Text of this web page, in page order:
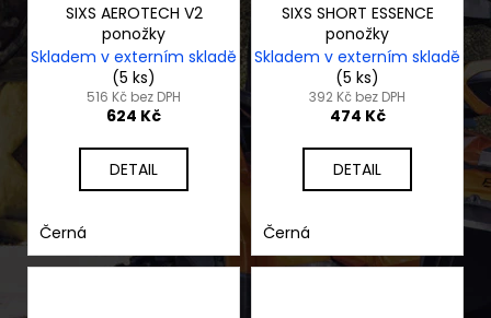
SIXS AEROTECH V2
ponožky
Skladem v externím skladě
(5 ks)
516 Kč bez DPH
624 Kč
DETAIL
Černá
SIXS SHORT ESSENCE
ponožky
Skladem v externím skladě
(5 ks)
392 Kč bez DPH
474 Kč
DETAIL
Černá